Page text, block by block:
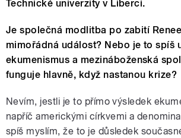
Technické univerzity v Liberci.
Je společná modlitba po zabití
mimořádná událost? Nebo je to spíš
ekumenismus a mezináboženská
funguje hlavně, když nastanou krize?
Nevím, jestli je to přímo výsledek
napříč americkými církvemi a
spíš myslím, že to je důsledek